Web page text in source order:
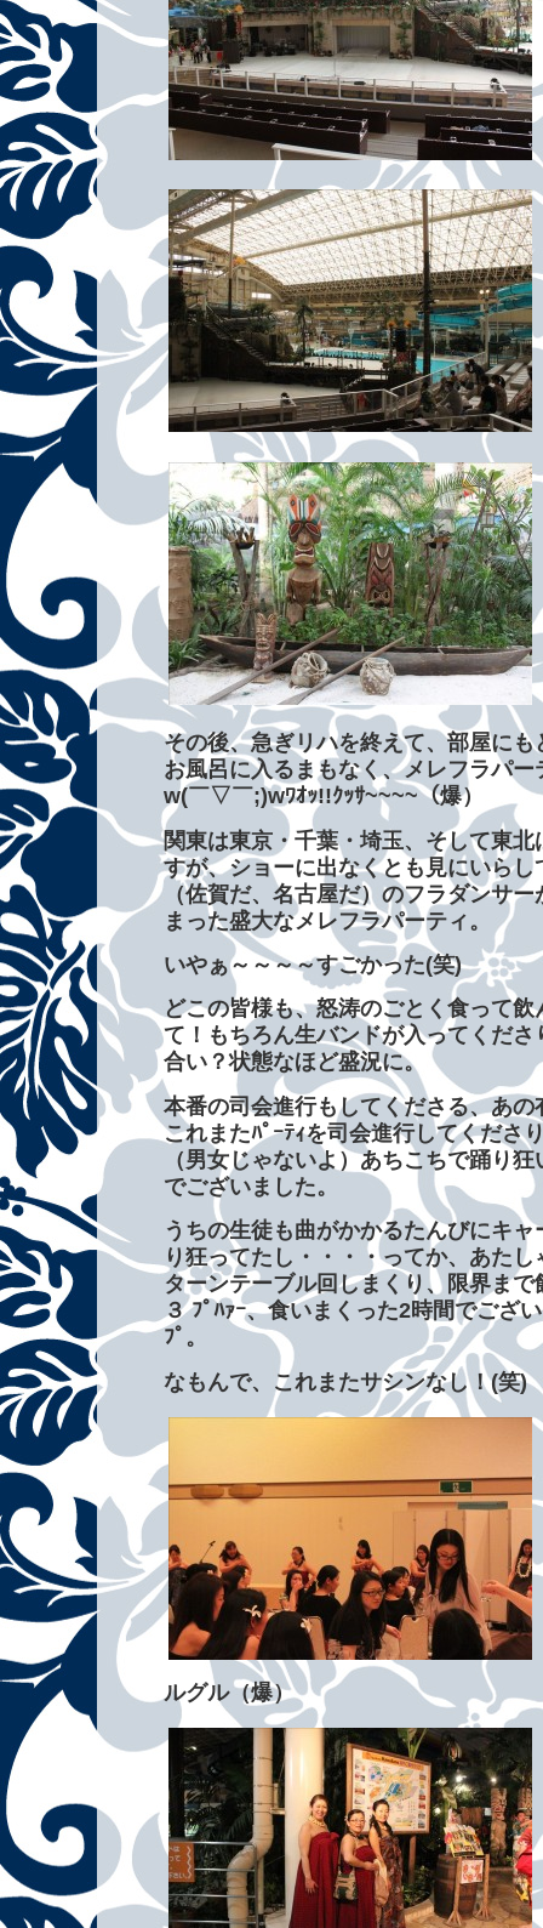
その後、急ぎリハを終えて、部屋に
お風呂に入るまもなく、メレフラパ
w(￣▽￣;)wﾜｵｯ!!ｸｯｻ~~~~（爆）
関東は東京・千葉・埼玉、そして東
すが、ショーに出なくとも見にいら
（佐賀だ、名古屋だ）のフラダンサ
まった盛大なメレフラパーティ。
いやぁ～～～～すごかった(笑)
どこの皆様も、怒涛のごとく食って
て！もちろん生バンドが入ってくだ
合い？状態なほど盛況に。
本番の司会進行もしてくださる、あ
これまたﾊﾟｰﾃｨを司会進行してくださ
（男女じゃないよ）あちこちで踊り
でございました。
うちの生徒も曲がかかるたんびにキ
り狂ってたし・・・・ってか、あた
ターンテーブル回しまくり、限界ま
３ ﾌﾟﾊｧｰ、食いまくった2時間でござ
ﾌﾟ。
なもんで、これまたサシンなし！(笑)
ルグル（爆）